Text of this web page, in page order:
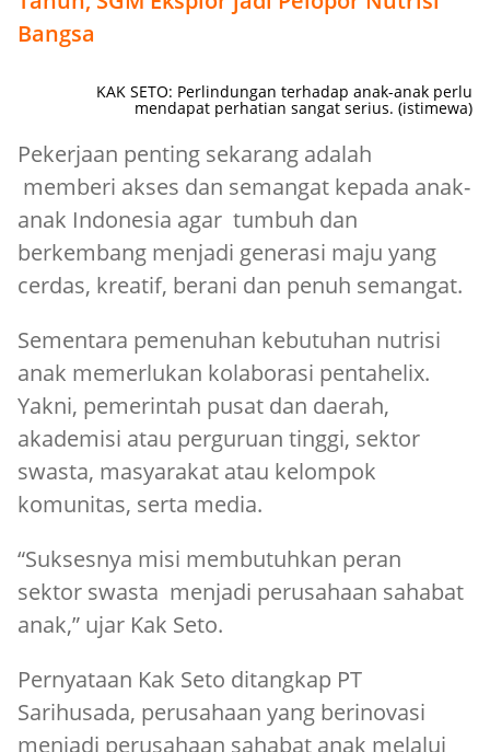
Bangsa
KAK SETO: Perlindungan terhadap anak-anak perlu
mendapat perhatian sangat serius. (istimewa)
Pekerjaan penting sekarang adalah
memberi akses dan semangat kepada anak-
anak Indonesia agar tumbuh dan
berkembang menjadi generasi maju yang
cerdas, kreatif, berani dan penuh semangat.
Sementara pemenuhan kebutuhan nutrisi
anak memerlukan kolaborasi pentahelix.
Yakni, pemerintah pusat dan daerah,
akademisi atau perguruan tinggi, sektor
swasta, masyarakat atau kelompok
komunitas, serta media.
“Suksesnya misi membutuhkan peran
sektor swasta menjadi perusahaan sahabat
anak,” ujar Kak Seto.
Pernyataan Kak Seto ditangkap PT
Sarihusada, perusahaan yang berinovasi
menjadi perusahaan sahabat anak melalui